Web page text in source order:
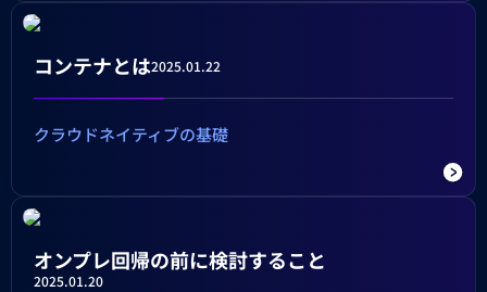
コンテナとは2025.01.22
クラウドネイティブの基礎
オンプレ回帰の前に検討すること
2025.01.20